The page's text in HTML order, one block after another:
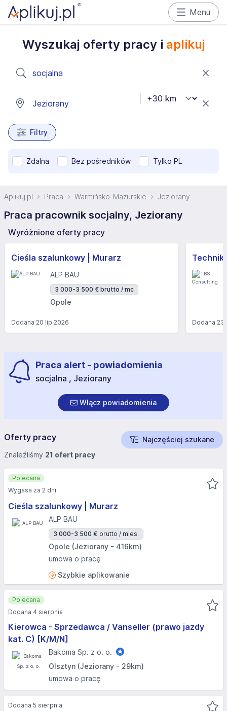
Menu
Wyszukaj oferty pracy i aplikuj
Filtry
Zdalna Bez pośredników Tylko PL
Aplikuj.pl Praca Warmińsko-Mazurskie Jeziorany
Praca pracownik socjalny, Jeziorany
Wyróżnione oferty pracy
Cieśla szalunkowy | Murarz
ALP BAU
3 000-3 500 € brutto / mc
Opole
Dodana 20 lip 2026 Dodana23
Praca alert - powiadomienia
socjalna , Jeziorany
Włącz powiadomienia
Oferty pracy
Najczęściej szukane
Znaleźliśmy 21 ofert pracy
Cieśla szalunkowy | Murarz
ALP BAU
3 000-3 500 € brutto / mies.
Opole (Jeziorany - 416km)
umowa o pracę
Szybkie aplikowanie
Polecana
Wygasa za 2 dni
Kierowca - Sprzedawca / Vanseller (prawo jazdy
kat. C) [K/M/N]
Bakoma Sp. z o. o.
Olsztyn (Jeziorany - 29km)
umowa o pracę
Polecana
Dodana 4 sierpnia
Dodana 5 sierpnia